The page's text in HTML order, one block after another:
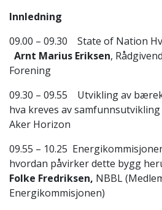
Innledning
09.00 – 09.30 State of Nation
Arnt Marius Eriksen,
Forening
09.30 – 09.55 Utvikling av
hva kreves av
Aker Horizon
09.55 – 10.25
hvordan påvirker dette bygg
Folke Fredriksen, NBBL
Energikommisjonen)